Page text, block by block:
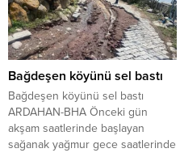
“Üzerinden 29 yıl geçmesine
karşın yüreklerimizi yakan
Madımak yarası, olayın birçok
yönü karanlıkta kaldığı için hala
kanamaktadır”diyen Bozat,
mesajında şu ifadelere yer
verdi:...
Bağdeşen köyünü sel bastı
Bağdeşen köyünü sel bastı
ARDAHAN-BHA Önceki gün
akşam saatlerinde başlayan
sağanak yağmur gece saatlerinde